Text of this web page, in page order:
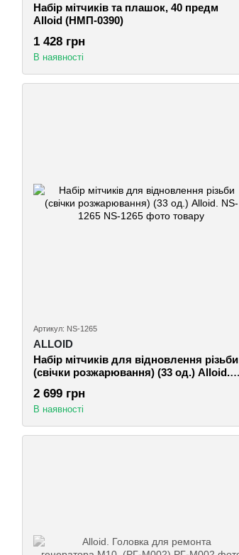
Набір мітчиків та плашок, 40 предм
Alloid (НМП-0390)
1 428 грн
В наявності
Артикул: NS-1265
ALLOID
Набір мітчиків для відновлення різьби
(свічки розжарювання) (33 од.) Alloid.
2 699 грн
В наявності